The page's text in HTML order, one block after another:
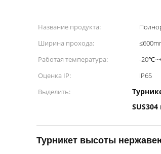
Название продукта:
Ширина прохода:
Работая температура:
-
Оценка IP:
IP65
Выделить:
Турникет высоты